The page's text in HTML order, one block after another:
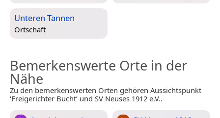
Unteren Tannen
Ortschaft
Bemerkenswerte Orte in der
Nähe
Zu den bemerkenswerten Orten gehören Aussichtspunkt
‘Freigerichter Bucht’ und SV Neuses 1912 e.V..